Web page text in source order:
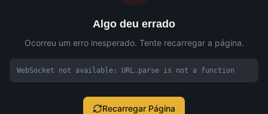
Algo deu errado
Ocorreu um erro inesperado. Tente recarregar a página.
WebSocket not available: URL.parse is not a function
Recarregar Página